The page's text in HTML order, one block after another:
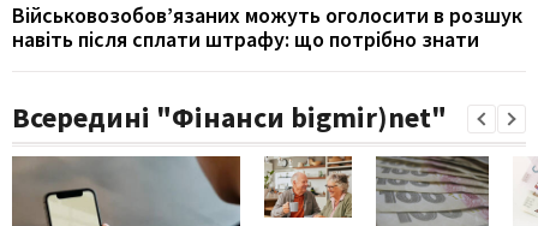
Військовозобов’язаних можуть оголосити в розшук
навіть після сплати штрафу: що потрібно знати
Всередині "Фінанси bigmir)net"